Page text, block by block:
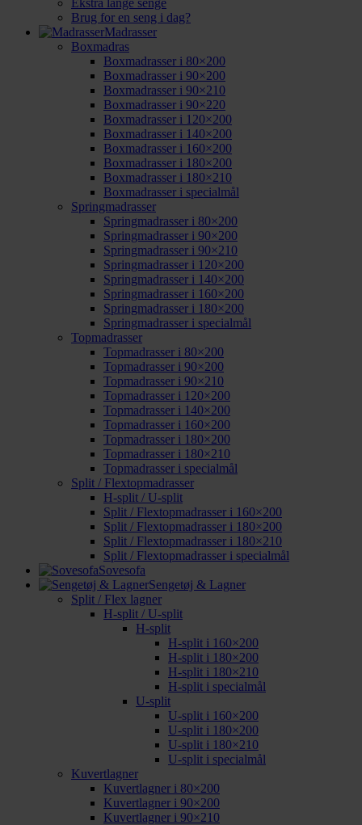
Ekstra lange senge
Brug for en seng i dag?
Madrasser
Boxmadras
Boxmadrasser i 80×200
Boxmadrasser i 90×200
Boxmadrasser i 90×210
Boxmadrasser i 90×220
Boxmadrasser i 120×200
Boxmadrasser i 140×200
Boxmadrasser i 160×200
Boxmadrasser i 180×200
Boxmadrasser i 180×210
Boxmadrasser i specialmål
Springmadrasser
Springmadrasser i 80×200
Springmadrasser i 90×200
Springmadrasser i 90×210
Springmadrasser i 120×200
Springmadrasser i 140×200
Springmadrasser i 160×200
Springmadrasser i 180×200
Springmadrasser i specialmål
Topmadrasser
Topmadrasser i 80×200
Topmadrasser i 90×200
Topmadrasser i 90×210
Topmadrasser i 120×200
Topmadrasser i 140×200
Topmadrasser i 160×200
Topmadrasser i 180×200
Topmadrasser i 180×210
Topmadrasser i specialmål
Split / Flextopmadrasser
H-split / U-split
Split / Flextopmadrasser i 160×200
Split / Flextopmadrasser i 180×200
Split / Flextopmadrasser i 180×210
Split / Flextopmadrasser i specialmål
Sovesofa
Sengetøj & Lagner
Split / Flex lagner
H-split / U-split
H-split
H-split i 160×200
H-split i 180×200
H-split i 180×210
H-split i specialmål
U-split
U-split i 160×200
U-split i 180×200
U-split i 180×210
U-split i specialmål
Kuvertlagner
Kuvertlagner i 80×200
Kuvertlagner i 90×200
Kuvertlagner i 90×210